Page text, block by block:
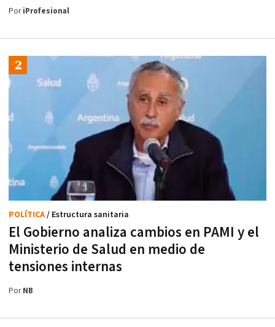
PoriProfesional
El Gobierno analiza cambios en PAMI y el
Ministerio de Salud en medio de
tensiones internas
POLÍTICA/ Estructura sanitaria
PorNB